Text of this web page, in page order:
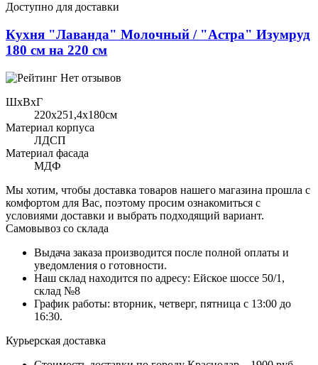
Доступно для доставки
Кухня "Лаванда" Молочный / "Астра" Изумруд
180 см на 220 см
Нет отзывов
ШхВхГ
220x251,4х180см
Материал корпуса
ЛДСП
Материал фасада
МДФ
Мы хотим, чтобы доставка товаров нашего магазина прошла с
комфортом для Вас, поэтому просим ознакомиться с
условиями доставки и выбрать подходящий вариант.
Самовывоз со склада
Выдача заказа производится после полной оплаты и
уведомления о готовности.
Наш склад находится по адресу: Ейское шоссе 50/1,
склад №8
График работы: вторник, четверг, пятница с 13:00 до
16:30.
Курьерская доставка